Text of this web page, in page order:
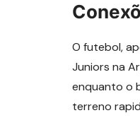
O futebol,
Juniors na
enquanto o
terreno